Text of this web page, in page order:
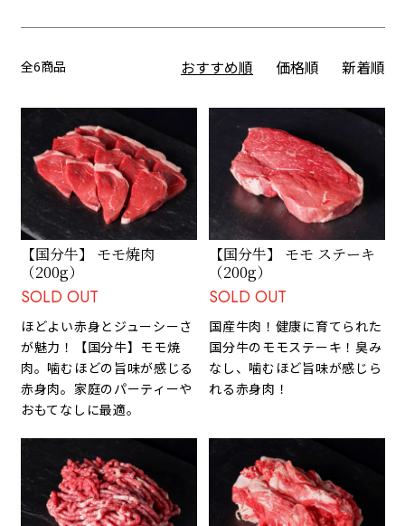
全6商品 おすすめ順 価格順 新着順
【国分牛】 モモ焼肉
（200g）
SOLD OUT
ほどよい赤身とジューシーさ
が魅力！【国分牛】モモ焼
肉。噛むほどの旨味が感じる
赤身肉。家庭のパーティーや
おもてなしに最適。
【国分牛】 モモ ステーキ
（200g）
SOLD OUT
国産牛肉！健康に育てられた
国分牛のモモステーキ！臭み
なし、噛むほど旨味が感じら
れる赤身肉！